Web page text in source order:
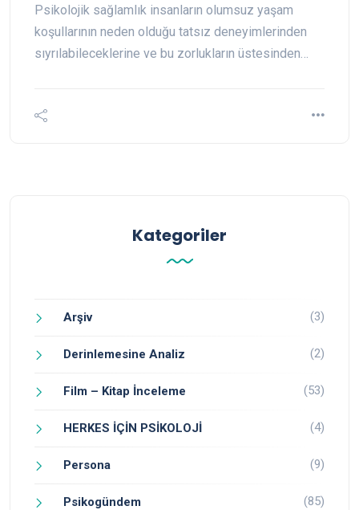
Psikolojik sağlamlık insanların olumsuz yaşam
koşullarının neden olduğu tatsız deneyimlerinden
sıyrılabileceklerine ve bu zorlukların üstesinden…
Kategoriler
Arşiv (3)
Derinlemesine Analiz (2)
Film – Kitap İnceleme (53)
HERKES İÇİN PSİKOLOJİ (4)
Persona (9)
Psikogündem (85)